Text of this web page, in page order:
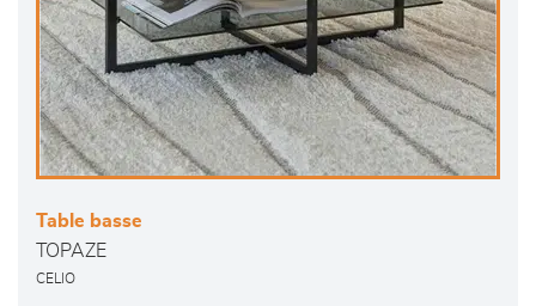
Table basse
TOPAZE
CELIO